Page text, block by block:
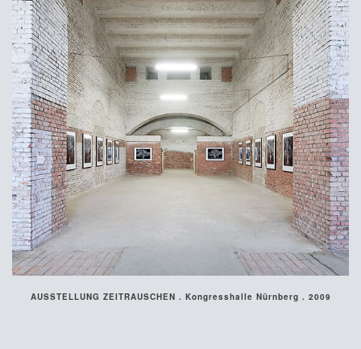
AUSSTELLUNG ZEITRAUSCHEN . Kongresshalle Nürnberg . 2009